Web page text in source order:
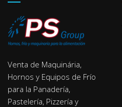
Venta de Maquinária,
Hornos y Equipos de Frío
para la Panadería,
Pastelería, Pizzería y